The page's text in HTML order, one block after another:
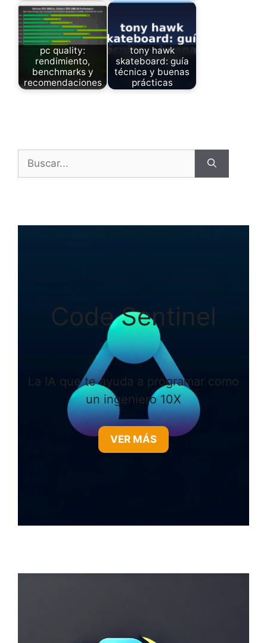
pc quality:
rendimiento,
benchmarks y
recomendaciones
tony hawk
skateboard: guía
técnica y buenas
prácticas
Code Sentinel
La IA que te ayuda a programar como
un ingeniero 10X
VER MÁS